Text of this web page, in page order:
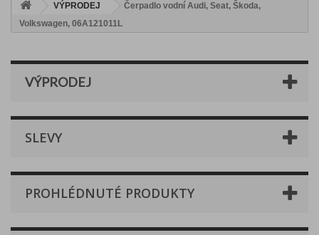
VÝPRODEJ
Čerpadlo vodní Audi, Seat, Škoda,
Volkswagen, 06A121011L
VÝPRODEJ
SLEVY
PROHLÉDNUTÉ PRODUKTY